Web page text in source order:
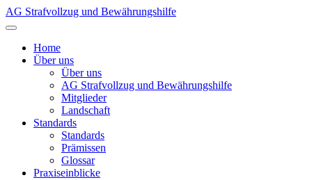
AG Strafvollzug und Bewährungshilfe
Home
Über uns
Über uns
AG Strafvollzug und Bewährungshilfe
Mitglieder
Landschaft
Standards
Standards
Prämissen
Glossar
Praxiseinblicke